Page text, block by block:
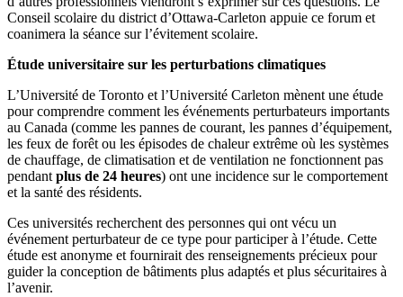
Conseil scolaire du district d’Ottawa-Carleton appuie ce forum et
coanimera la séance sur l’évitement scolaire.
Étude universitaire sur les perturbations climatiques
L’Université de Toronto et l’Université Carleton mènent une étude
pour comprendre comment les événements perturbateurs importants
au Canada (comme les pannes de courant, les pannes d’équipement,
les feux de forêt ou les épisodes de chaleur extrême où les systèmes
de chauffage, de climatisation et de ventilation ne fonctionnent pas
pendant plus de 24 heures) ont une incidence sur le comportement
et la santé des résidents.
Ces universités recherchent des personnes qui ont vécu un
événement perturbateur de ce type pour participer à l’étude. Cette
étude est anonyme et fournirait des renseignements précieux pour
guider la conception de bâtiments plus adaptés et plus sécuritaires à
l’avenir.